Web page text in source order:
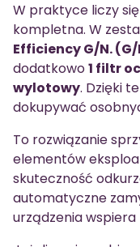
W praktyce liczy
kompletna. W
Efficiency G/N. (G/
dodatkowo1 filtr
wylotowy. Dzięki
dokupywać
To rozwiązanie
elementów
skuteczność
automatyczne
urządzenia wspiera